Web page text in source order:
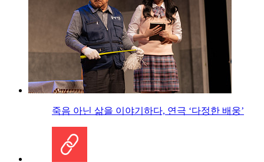
죽음 아닌 삶을 이야기하다, 연극 ‘다정한 배웅’